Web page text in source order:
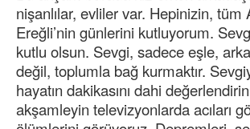
nişanlılar, evliler var. Hepinizin, tüm
Ereğli’nin günlerini kutluyorum.
kutlu olsun. Sevgi, sadece eşle,
değil, toplumla bağ kurmaktır.
hayatın dakikasını dahi
akşamleyin televizyonlarda acıları